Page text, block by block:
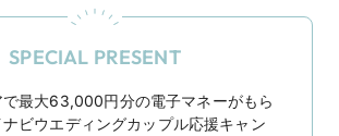
SPECIAL PRESENT
最大63,000円分の電子マネーがもら
ナビウエディングカップル応援キャン